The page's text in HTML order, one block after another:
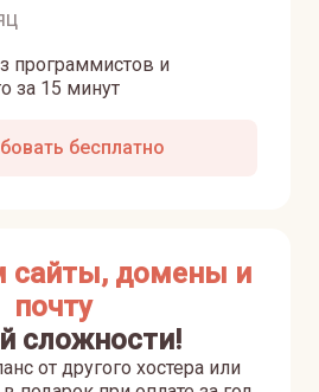
программистов и
за 15 минут
бесплатно
сайты, домены и
почту
сложности!
от другого хостера или